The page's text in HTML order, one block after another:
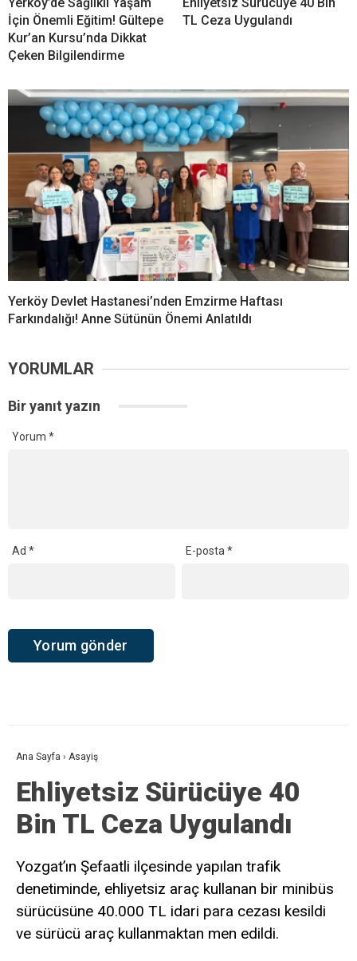
İçin Önemli Eğitim! Gültepe
Kur’an Kursu’nda Dikkat
Çeken Bilgilendirme
TL Ceza Uygulandı
Yerköy Devlet Hastanesi’nden Emzirme Haftası
Farkındalığı! Anne Sütünün Önemi Anlatıldı
YORUMLAR
Bir yanıt yazın
Yorum *
Ad * E-posta*
Ana Sayfa › Asayiş
Ehliyetsiz Sürücüye 40
Bin TL Ceza Uygulandı
Yozgat’ın Şefaatli ilçesinde yapılan trafik
denetiminde, ehliyetsiz araç kullanan bir minibüs
sürücüsüne 40.000 TL idari para cezası kesildi
ve sürücü araç kullanmaktan men edildi.